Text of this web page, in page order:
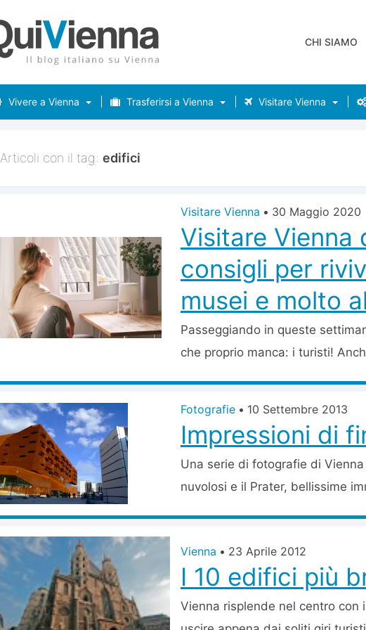
CHI SIAMO
Vivere a Vienna Trasferirsi a Vienna Visitare Vienna
Articoli con il tag: edifici
Visitare Vienna • 30 Maggio 2020
Visitare Vienna
consigli per
musei e molto
Passeggiando in queste
che proprio manca: i turisti!
Fotografie • 10 Settembre 2013
Impressioni di
Una serie di fotografie di
nuvolosi e il Prater, bellissime
Vienna • 23 Aprile 2012
I 10 edifici più
Vienna risplende nel centro con